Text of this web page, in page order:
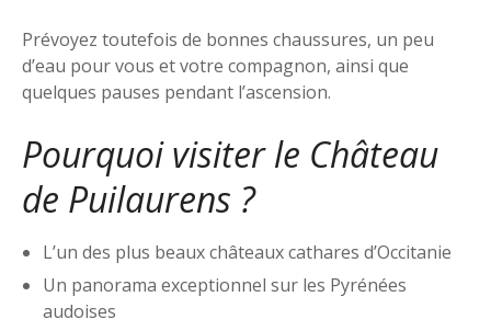
Prévoyez toutefois de bonnes chaussures, un peu
d’eau pour vous et votre compagnon, ainsi que
quelques pauses pendant l’ascension.
Pourquoi visiter le Château
de Puilaurens ?
L’un des plus beaux châteaux cathares d’Occitanie
Un panorama exceptionnel sur les Pyrénées
audoises